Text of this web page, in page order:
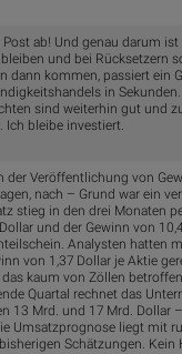
ab! Und genau darum
und bei Rücksetzern
dann kommen, passiert ein
in
sind weiterhin gut und
Ich bleibe investiert.
der Veröffentlichung von
nach – Grund war ein
stieg in den drei Monaten
und der Gewinn von
Analysten hatten
von 1,37 Dollar je Aktie
das kaum von Zöllen
Quartal rechnet das
13 Mrd. und 17 Mrd. Dollar
Umsatzprognose liegt mit
Schätzungen. Kein